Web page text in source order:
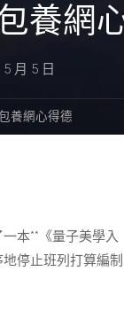
養網
月 5 日
養網心得德
本**《量子美學入
停止班列打算編